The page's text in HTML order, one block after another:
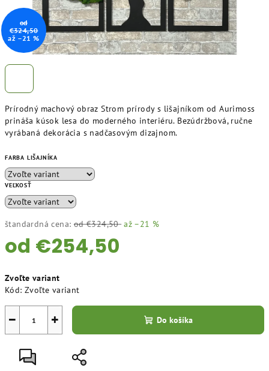
Prírodný machový obraz Strom prírody s lišajníkom od Aurimoss
prináša kúsok lesa do moderného interiéru. Bezúdržbová, ručne
vyrábaná dekorácia s nadčasovým dizajnom.
FARBA LIŠAJNÍKA
VEĽKOSŤ
štandardná cena: od €324,50 až –21 %
od €254,50
cena:
Zvoľte variant
Kód: Zvoľte variant
+
− Do košíka
od
€324,50
až –21 %